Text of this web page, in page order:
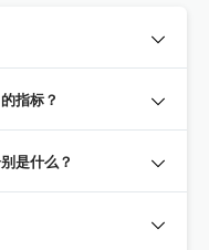
指标？
是什么？